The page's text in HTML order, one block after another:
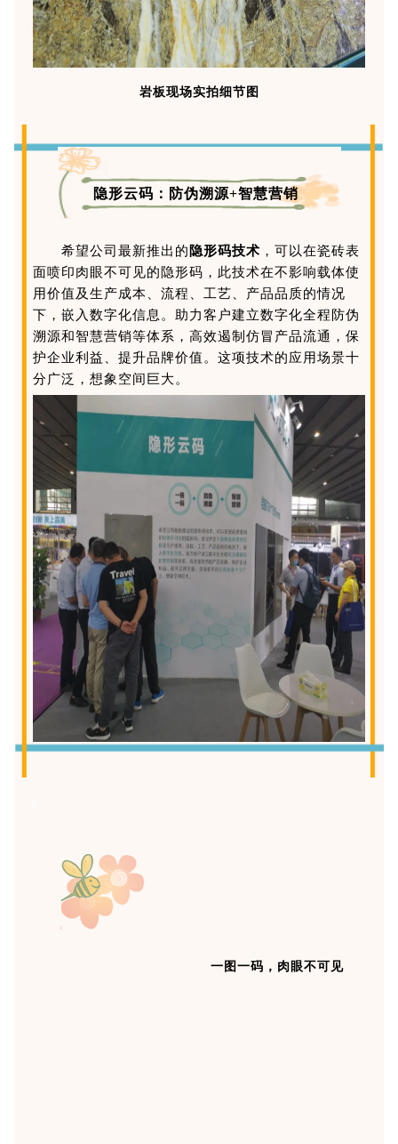
岩板现场实拍细节图
隐形云码：防伪溯源+智慧营销
希望公司最新推出的 隐形码技术 ，可以在瓷砖表
面喷印肉眼不可见的隐形码，此技术在不影响载体使
用价值及生产成本、流程、工艺、产品品质的情况
下，嵌入数字化信息。 助力客户建立数字化全程防伪
溯源和智慧营销等体系，高效遏制仿冒产品流通，保
护企业利益、提升品牌价值。 这项技术的应用场景十
分广泛，想象空间巨大。
一图一码，肉眼不可见